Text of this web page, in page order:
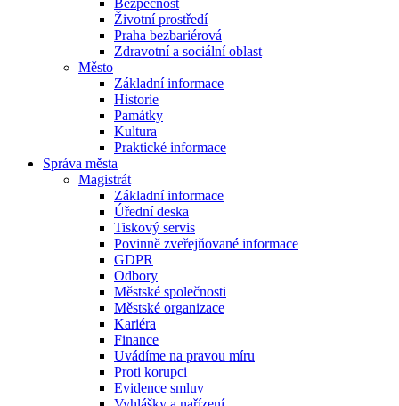
Bezpečnost
Životní prostředí
Praha bezbariérová
Zdravotní a sociální oblast
Město
Základní informace
Historie
Památky
Kultura
Praktické informace
Správa města
Magistrát
Základní informace
Úřední deska
Tiskový servis
Povinně zveřejňované informace
GDPR
Odbory
Městské společnosti
Městské organizace
Kariéra
Finance
Uvádíme na pravou míru
Proti korupci
Evidence smluv